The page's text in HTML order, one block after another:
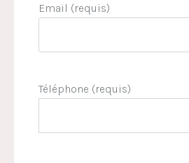
Email (requis)
Téléphone (requis)